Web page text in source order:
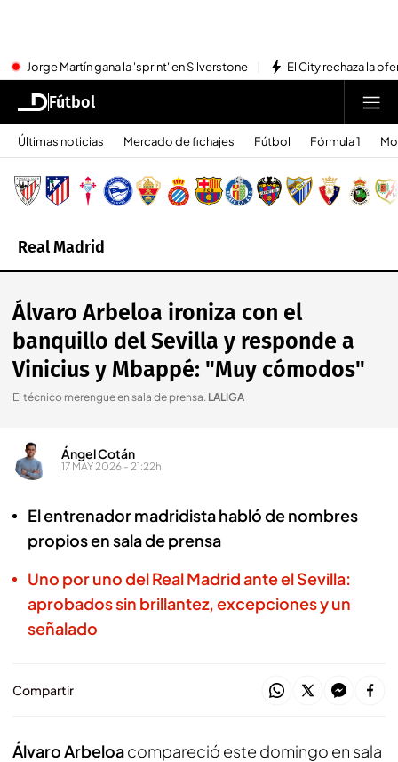
Jorge Martín gana la 'sprint' en Silverstone El City rechaza la
Fútbol
Últimas noticias Mercado de fichajes Fútbol Fórmula 1
Real Madrid
Álvaro Arbeloa ironiza con el
banquillo del Sevilla y responde a
Vinicius y Mbappé: "Muy cómodos"
El técnico merengue en sala de prensa. LALIGA
Ángel Cotán
17 MAY 2026 - 21:22h.
El entrenador madridista habló de nombres
propios en sala de prensa
Uno por uno del Real Madrid ante el Sevilla:
aprobados sin brillantez, excepciones y un
señalado
Compartir
Álvaro Arbeloacompareció este domingo en sala